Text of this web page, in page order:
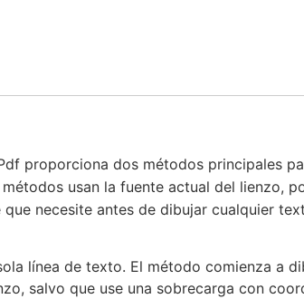
proporciona dos métodos principales
usan la fuente actual del lienzo,
necesite antes de dibujar cualquier
línea de texto. El método comienza a
salvo que use una sobrecarga con